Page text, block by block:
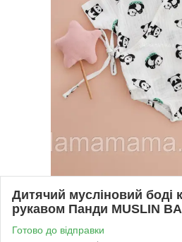
Дитячий мусліновий боді
рукавом Панди MUSLIN
Готово до відправки